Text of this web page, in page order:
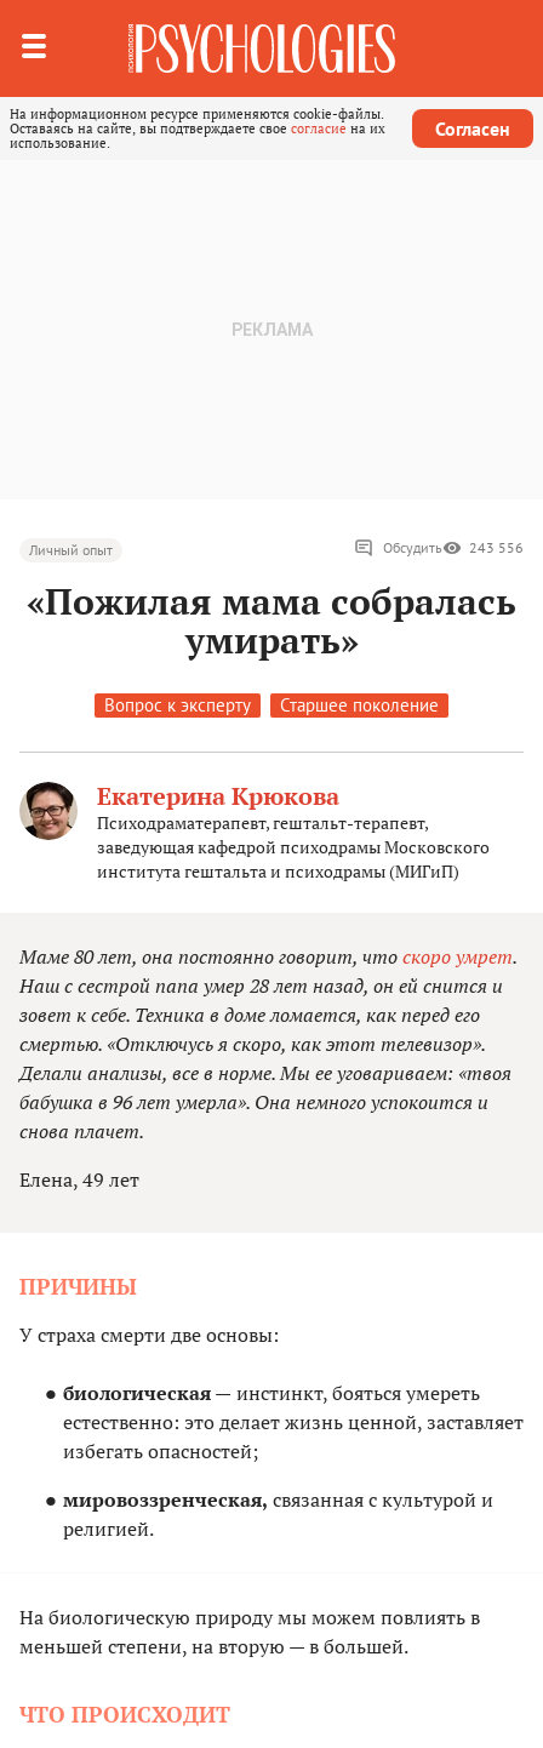
На информационном ресурсе применяются cookie-файлы.
Оставаясь на сайте, вы подтверждаете свое согласие на их
использование.
Согласен
Личный опыт Обсудить 243 556
«Пожилая мама собралась
умирать»
Вопрос к эксперту Старшее поколение
Екатерина Крюкова
Психодраматерапевт, гештальт-терапевт,
заведующая кафедрой психодрамы Московского
института гештальта и психодрамы (МИГиП)
Маме 80 лет, она постоянно говорит, чтоскоро умрет.
Наш с сестрой папа умер 28 лет назад, он ей снится и
зовет к себе. Техника в доме ломается, как перед его
смертью. «Отключусь я скоро, как этот телевизор».
Делали анализы, все в норме. Мы ее уговариваем: «твоя
бабушка в 96 лет умерла». Она немного успокоится и
снова плачет.
Елена, 49 лет
ПРИЧИНЫ
У страха смерти две основы:
биологическая — инстинкт, бояться умереть
естественно: это делает жизнь ценной, заставляет
избегать опасностей;
мировоззренческая, связанная с культурой и
религией.
На биологическую природу мы можем повлиять в
меньшей степени, на вторую — в большей.
ЧТО ПРОИСХОДИТ